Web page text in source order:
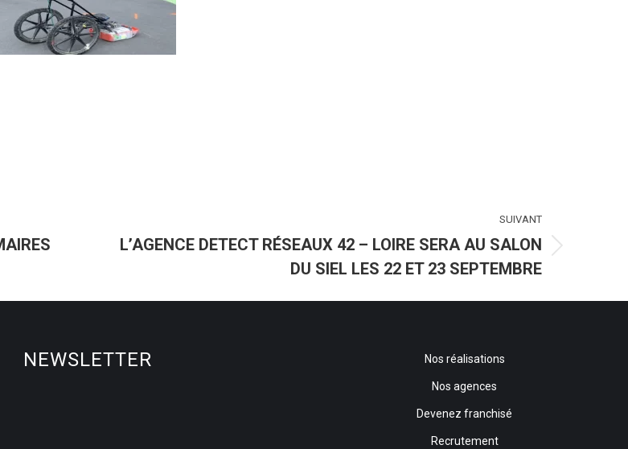
SUIVANT
Article
:
L’AGENCE DETECT RÉSEAUX 42 – LOIRE SERA AU SALON
DU SIEL LES 22 ET 23 SEPTEMBRE
NEWSLETTER Nos réalisations
Nos agences
Devenez franchisé
Recrutement